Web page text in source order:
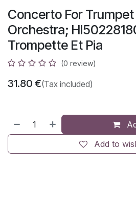
Concerto For
Orchestra;
Trompette Et Pia
(0 review)
31.80 €(Tax included)
Add to